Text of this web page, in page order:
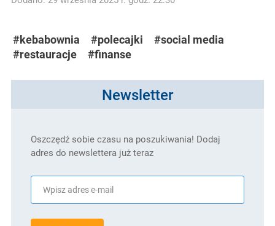
#kebabownia #polecajki
#social media
#restauracje
#finanse
Newsletter
Oszczędź sobie czasu na poszukiwania! Dodaj
adres do newslettera już teraz